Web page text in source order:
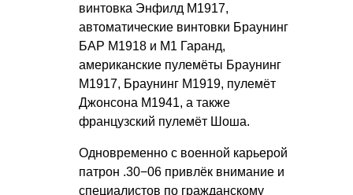
винтовка Энфилд M1917,
автоматические винтовки Браунинг
БАР М1918 и M1 Гаранд,
американские пулемёты Браунинг
M1917, Браунинг M1919, пулемёт
Джонсона M1941, а также
французский пулемёт Шоша.
Одновременно с военной карьерой
патрон .30−06 привлёк внимание и
специалистов по гражданскому